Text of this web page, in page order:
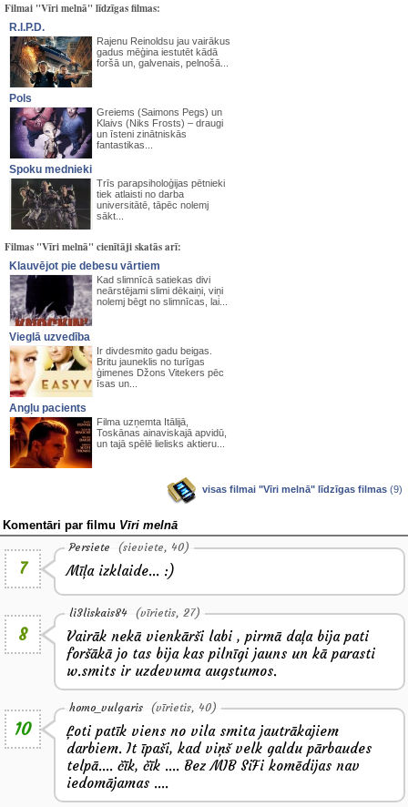
Filmai "Vīri melnā" līdzīgas filmas:
R.I.P.D.
Rajenu Reinoldsu jau vairākus
gadus mēģina iestutēt kādā
foršā un, galvenais, pelnošā...
Pols
Greiems (Saimons Pegs) un
Klaivs (Niks Frosts) – draugi
un īsteni zinātniskās
fantastikas...
Spoku mednieki
Trīs parapsiholoģijas pētnieki
tiek atlaisti no darba
universitātē, tāpēc nolemj
sākt...
Filmas "Vīri melnā" cienītāji skatās arī:
Klauvējot pie debesu vārtiem
Kad slimnīcā satiekas divi
neārstējami slimi dēkaiņi, viņi
nolemj bēgt no slimnīcas, lai...
Vieglā uzvedība
Ir divdesmito gadu beigas.
Britu jauneklis no turīgas
ģimenes Džons Vitekers pēc
īsas un...
Angļu pacients
Filma uzņemta Itālijā,
Toskānas ainaviskajā apvidū,
un tajā spēlē lielisks aktieru...
visas filmai "Vīri melnā" līdzīgas filmas (9)
Komentāri par filmu Vīri melnā
7
Persiete (sieviete, 40)
Mīļa izklaide... :)
8
li3liskais84 (vīrietis, 27)
Vairāk nekā vienkārši labi , pirmā daļa bija pati
foršākā jo tas bija kas pilnīgi jauns un kā parasti
w.smits ir uzdevuma augstumos.
10
homo_vulgaris (vīrietis, 40)
Ļoti patīk viens no vila smita jautrākajiem
darbiem. It īpaši, kad viņš velk galdu pārbaudes
telpā.... čīk, čīk .... Bez MIB SiFi komēdijas nav
iedomājamas ....